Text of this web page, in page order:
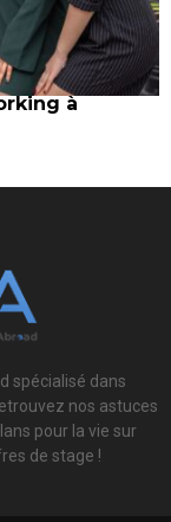
à
spécialisé dans
nos astuces
pour la vie sur
de stage !